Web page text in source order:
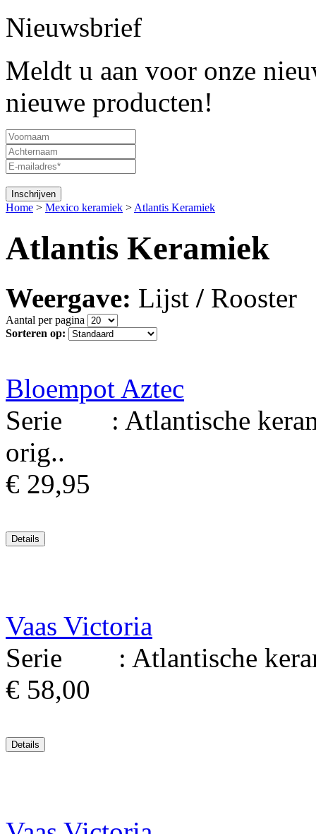
Nieuwsbrief
Meldt u aan voor onze
nieuwe producten!
Home > Mexico keramiek > Atlantis Keramiek
Atlantis Keramiek
Weergave: Lijst / Rooster
Aantal per pagina
Sorteren op:
Bloempot Aztec
Serie : Atlantische
orig..
€ 29,95
Vaas Victoria
Serie : Atlantische
€ 58,00